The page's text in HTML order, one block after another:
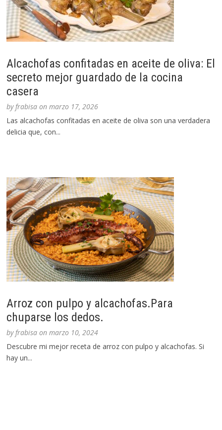
Alcachofas confitadas en aceite de oliva: El
secreto mejor guardado de la cocina
casera
byfrabisa onmarzo 17, 2026
Las alcachofas confitadas en aceite de oliva son una verdadera
delicia que, con...
Arroz con pulpo y alcachofas.Para
chuparse los dedos.
byfrabisa onmarzo 10, 2024
Descubre mi mejor receta de arroz con pulpo y alcachofas. Si
hay un...